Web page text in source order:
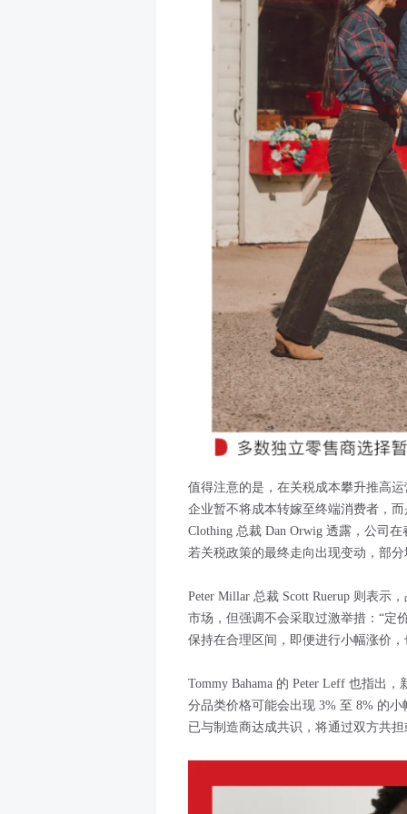
值得注意的是，在关税成本攀升推高
企业暂不将成本转嫁至终端消费者，
Clothing 总裁 Dan Orwig 透露，公司
若关税政策的最终走向出现变动，部
Peter Millar 总裁 Scott Ruerup 则表示
市场，但强调不会采取过激举措：“定
保持在合理区间，即便进行小幅涨价
Tommy Bahama 的 Peter Leff 也指出
分品类价格可能会出现 3% 至 8% 的
已与制造商达成共识，将通过双方共